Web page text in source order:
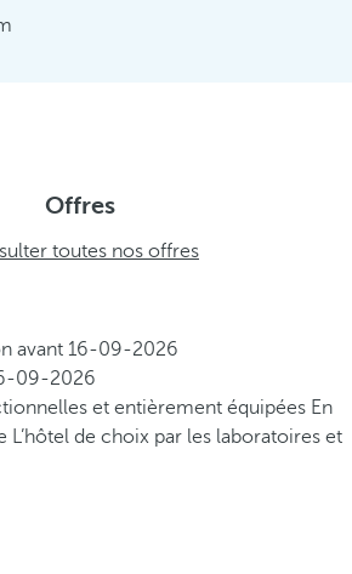
Offres
toutes nos offres
avant 16-09-2026
09-2026
et entièrement équipées En
L’hôtel de choix par les laboratoires et